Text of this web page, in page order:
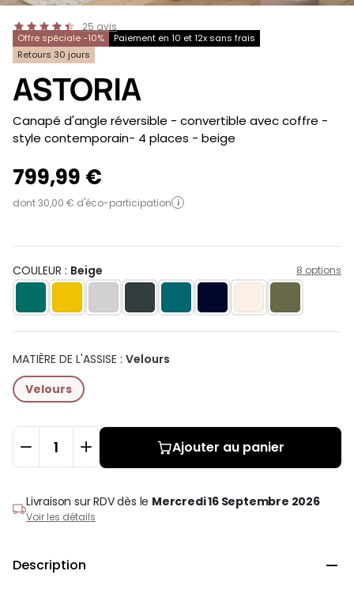
25 avis
Offre spéciale -10%
Paiement en 10 et 12x sans frais
Retours 30 jours
ASTORIA
-
Canapé d'angle réversible - convertible avec coffre -
style contemporain- 4 places - beige
799,99 €
dont 30,00 € d'éco-participation i
COULEUR : Beige 8 options
MATIÈRE DE L'ASSISE : Velours
Velours
Ajouter au panier
Livraison sur RDVdès le Mercredi 16 Septembre 2026
Voir les détails
Description 